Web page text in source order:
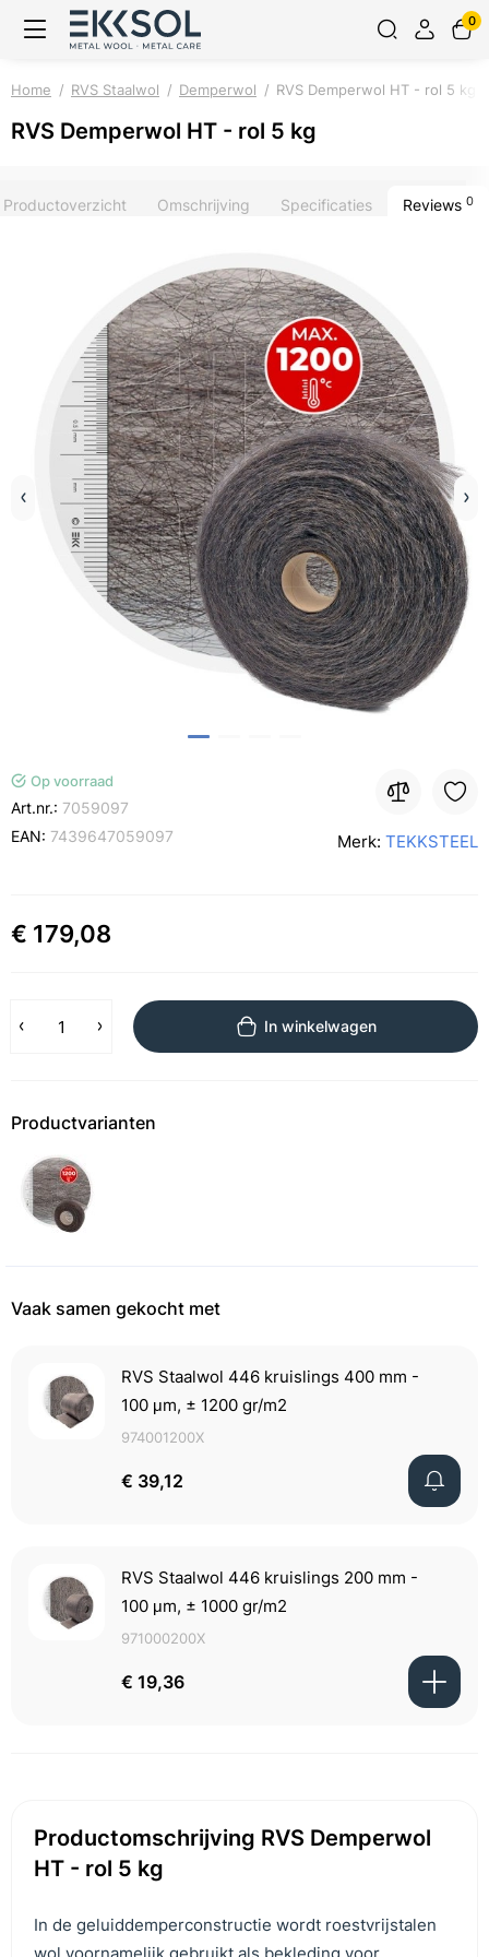
0
Home RVS Staalwol Demperwol RVS Demperwol HT - rol 5 kg
RVS Demperwol HT - rol 5 kg
Productoverzicht Omschrijving Specificaties Reviews 0
Op voorraad
Art.nr.: 7059097
EAN: 7439647059097 Merk: TEKKSTEEL
€ 179,08
In winkelwagen
Productvarianten
Vaak samen gekocht met
RVS Staalwol 446 kruislings 400 mm -
100 μm, ± 1200 gr/m2
974001200X
€ 39,12
RVS Staalwol 446 kruislings 200 mm -
100 μm, ± 1000 gr/m2
971000200X
€ 19,36
Productomschrijving RVS Demperwol
HT - rol 5 kg
In de geluiddemperconstructie wordt roestvrijstalen